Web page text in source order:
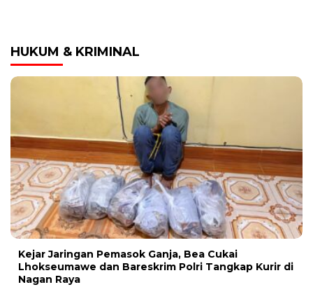
HUKUM & KRIMINAL
Kejar Jaringan Pemasok Ganja, Bea Cukai
Lhokseumawe dan Bareskrim Polri Tangkap Kurir di
Nagan Raya